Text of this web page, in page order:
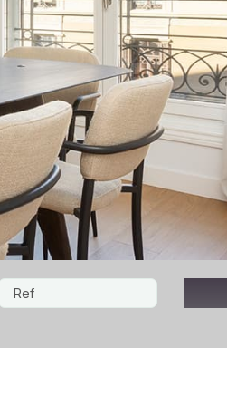
Referencia de la propiedad